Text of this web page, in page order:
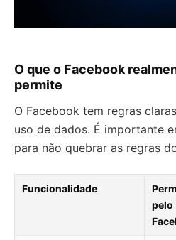
O que o Facebook
permite
O Facebook tem regras
uso de dados. É importante
para não quebrar as regras
Funcionalidade
pelo